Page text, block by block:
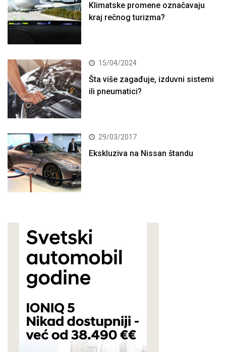
Klimatske promene označavaju
kraj rečnog turizma?
15/04/2024
Šta više zagađuje, izduvni sistemi
ili pneumatici?
29/03/2017
Ekskluziva na Nissan štandu